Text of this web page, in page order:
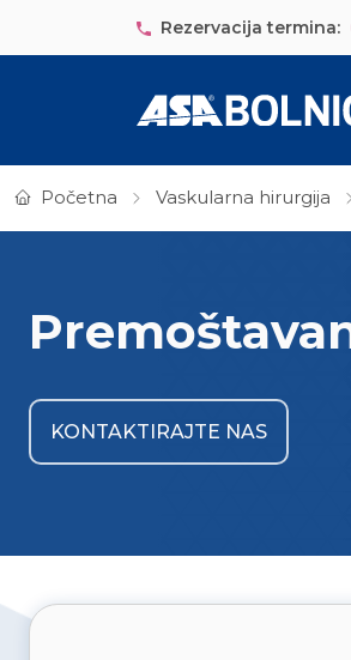
Rezervacija termina:
Početna Vaskularna hirurgija
KONTAKTIRAJTE NAS